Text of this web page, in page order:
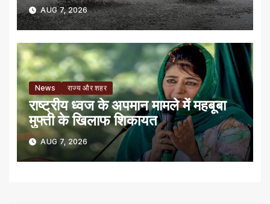
AUG 7, 2026
News राज्य और शहर
राष्ट्रीय ध्वज के अपमान मामले में महबूबा
मुफ्ती के खिलाफ शिकायत
AUG 7, 2026